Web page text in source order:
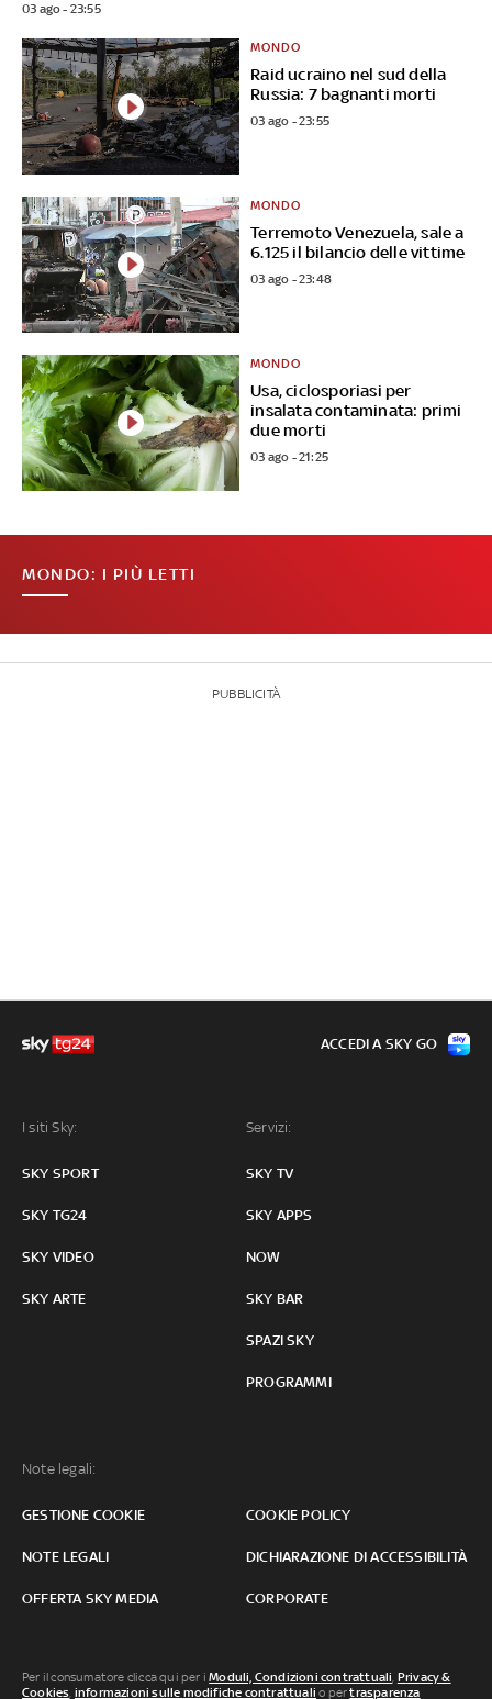
03 ago - 23:55
Raid ucraino nel sud della
Russia: 7 bagnanti morti
MONDO
03 ago - 23:55
Terremoto Venezuela, sale a
6.125 il bilancio delle vittime
MONDO
03 ago - 23:48
Usa, ciclosporiasi per
insalata contaminata: primi
due morti
MONDO
03 ago - 21:25
MONDO: I PIÙ LETTI
PUBBLICITÀ
I siti Sky:
SKY SPORT
SKY TG24
SKY VIDEO
SKY ARTE
Servizi:
SKY TV
SKY APPS
NOW
SKY BAR
SPAZI SKY
PROGRAMMI
Note legali:
GESTIONE COOKIE COOKIE POLICY
NOTE LEGALI DICHIARAZIONE DI ACCESSIBILITÀ
OFFERTA SKY MEDIA CORPORATE
ACCEDI A SKY GO
Per il consumatore clicca qui per iModuli, Condizioni contrattuali Privacy &
Cookies informazioni sulle modifiche contrattuali o pertrasparenza